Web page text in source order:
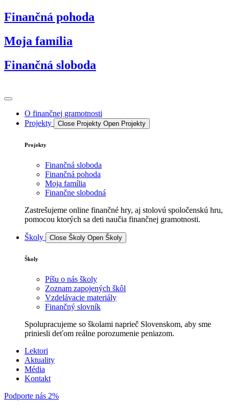
Preskočiť
na
Finančná pohoda
Moja família
Finančná sloboda
O finančnej gramotnosti
Projekty
Close Projekty Open Projekty
Projekty
Finančná sloboda
Finančná pohoda
Moja família
Finančne slobodná
Zastrešujeme online finančné hry, aj stolovú spoločenskú hru,
pomocou ktorých sa deti naučia finančnej gramotnosti.
Školy Close Školy Open Školy
Školy
Píšu o nás školy
Zoznam zapojených škôl
Vzdelávacie materiály
Finančný slovník
Spolupracujeme so školami naprieč Slovenskom, aby sme
priniesli deťom reálne porozumenie peniazom.
Lektori
Aktuality
Média
Kontakt
Podporte nás 2%